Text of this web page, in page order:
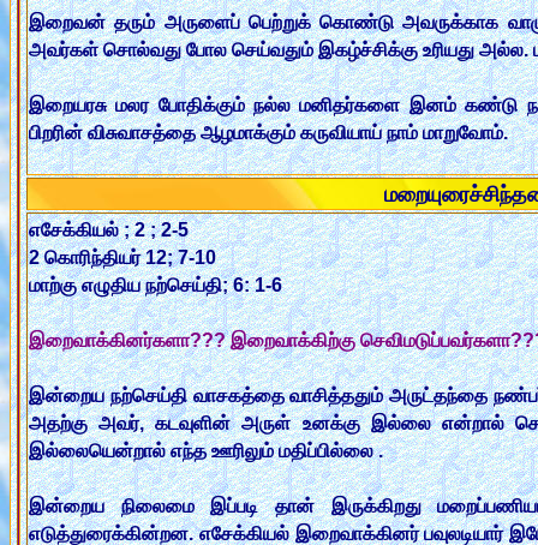
இறைவன் தரும் அருளைப் பெற்றுக் கொண்டு அவருக்காக
அவர்கள் சொல்வது போல செய்வதும் இகழ்ச்சிக்கு உரியது அல்ல.
இறையரசு மலர போதிக்கும் நல்ல மனிதர்களை இனம் கண்டு
பிறரின் விசுவாசத்தை ஆழமாக்கும் கருவியாய் நாம் மாறுவோம்.
எசேக்கியல் ; 2 ; 2-5
2 கொரிந்தியர் 12; 7-10
மாற்கு எழுதிய நற்செய்தி; 6: 1-6
இறைவாக்கினர்களா??? இறைவாக்கிற்கு
இன்றைய நற்செய்தி வாசகத்தை வாசித்ததும் அருட்தந்தை நண்பர்
அதற்கு அவர், கடவுளின் அருள் உனக்கு இல்லை என்றால்
இல்லையென்றால் எந்த ஊரிலும் மதிப்பில்லை .
இன்றைய நிலைமை இப்படி தான் இருக்கிறது
எடுத்துரைக்கின்றன. எசேக்கியல் இறைவாக்கினர்